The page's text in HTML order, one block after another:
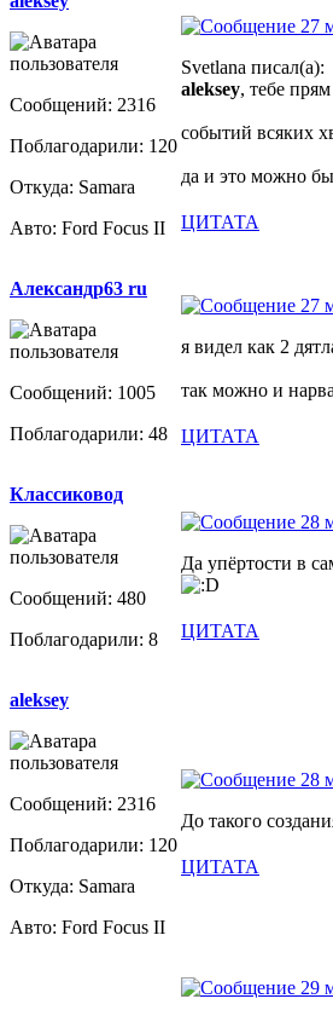
Сообщений: 2316
Поблагодарили: 120
Откуда: Samara
Авто: Ford Focus II
27
Svetlana писал(а):
aleksey, тебе
событий всяких
да и это можно
ЦИТАТА
Александр63 ru
Сообщений: 1005
Поблагодарили: 48
27
я видел как 2
так можно и
ЦИТАТА
Классиковод
Сообщений: 480
Поблагодарили: 8
28
Да упёртости в
ЦИТАТА
aleksey
Сообщений: 2316
Поблагодарили: 120
Откуда: Samara
Авто: Ford Focus II
28
До такого
ЦИТАТА
29